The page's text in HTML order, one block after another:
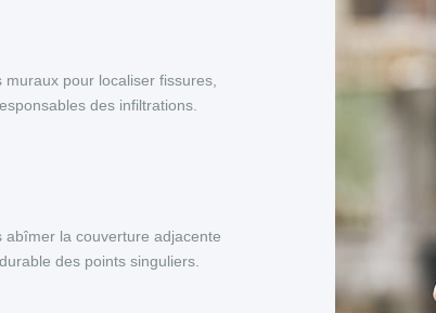
pour localiser fissures,
des infiltrations.
abîmer la couverture adjacente
des points singuliers.